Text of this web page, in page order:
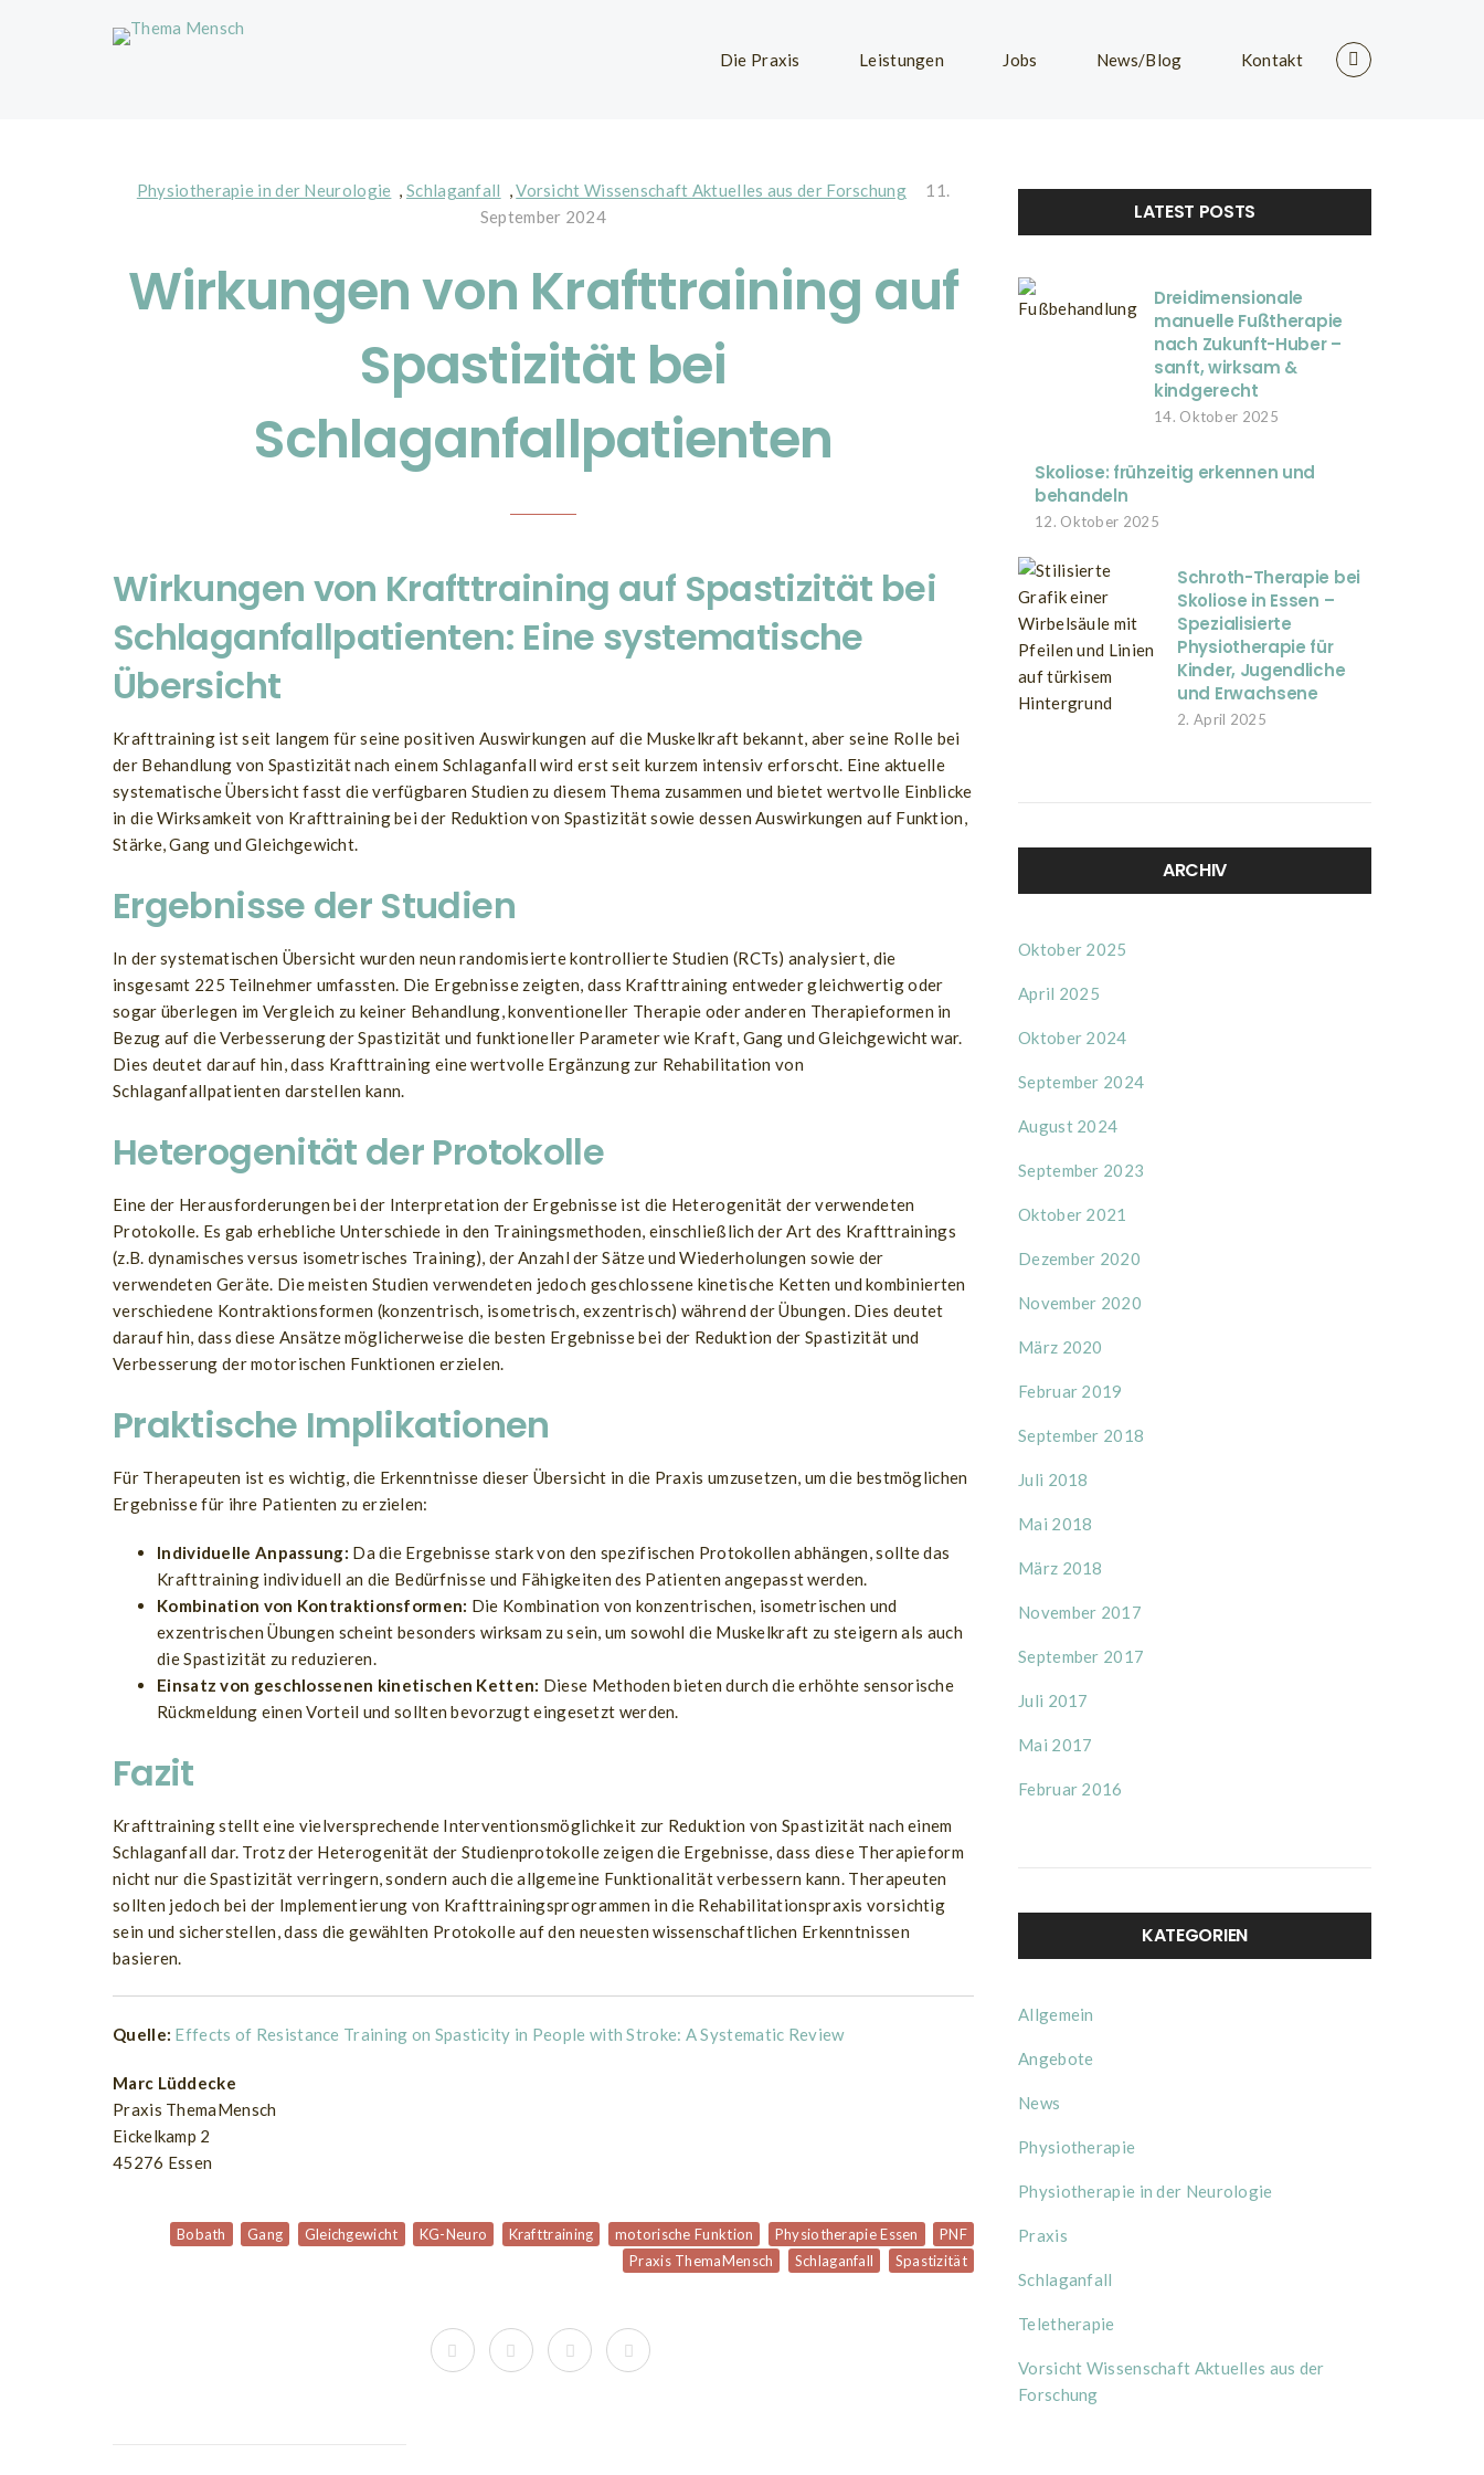
Die Praxis Leistungen Jobs News/Blog Kontakt
Physiotherapie in der Neurologie ,Schlaganfall ,Vorsicht Wissenschaft Aktuelles aus der Forschung
11.
September 2024
Wirkungen von Krafttraining auf
Spastizität bei
Schlaganfallpatienten
Wirkungen von Krafttraining auf Spastizität bei
Schlaganfallpatienten: Eine systematische
Übersicht
Krafttraining ist seit langem für seine positiven Auswirkungen auf die Muskelkraft bekannt, aber seine Rolle bei
der Behandlung von Spastizität nach einem Schlaganfall wird erst seit kurzem intensiv erforscht. Eine aktuelle
systematische Übersicht fasst die verfügbaren Studien zu diesem Thema zusammen und bietet wertvolle Einblicke
in die Wirksamkeit von Krafttraining bei der Reduktion von Spastizität sowie dessen Auswirkungen auf Funktion,
Stärke, Gang und Gleichgewicht.
Ergebnisse der Studien
In der systematischen Übersicht wurden neun randomisierte kontrollierte Studien (RCTs) analysiert, die
insgesamt 225 Teilnehmer umfassten. Die Ergebnisse zeigten, dass Krafttraining entweder gleichwertig oder
sogar überlegen im Vergleich zu keiner Behandlung, konventioneller Therapie oder anderen Therapieformen in
Bezug auf die Verbesserung der Spastizität und funktioneller Parameter wie Kraft, Gang und Gleichgewicht war.
Dies deutet darauf hin, dass Krafttraining eine wertvolle Ergänzung zur Rehabilitation von
Schlaganfallpatienten darstellen kann.
Heterogenität der Protokolle
Eine der Herausforderungen bei der Interpretation der Ergebnisse ist die Heterogenität der verwendeten
Protokolle. Es gab erhebliche Unterschiede in den Trainingsmethoden, einschließlich der Art des Krafttrainings
(z.B. dynamisches versus isometrisches Training), der Anzahl der Sätze und Wiederholungen sowie der
verwendeten Geräte. Die meisten Studien verwendeten jedoch geschlossene kinetische Ketten und kombinierten
verschiedene Kontraktionsformen (konzentrisch, isometrisch, exzentrisch) während der Übungen. Dies deutet
darauf hin, dass diese Ansätze möglicherweise die besten Ergebnisse bei der Reduktion der Spastizität und
Verbesserung der motorischen Funktionen erzielen.
Praktische Implikationen
Für Therapeuten ist es wichtig, die Erkenntnisse dieser Übersicht in die Praxis umzusetzen, um die bestmöglichen
Ergebnisse für ihre Patienten zu erzielen:
Individuelle Anpassung: Da die Ergebnisse stark von den spezifischen Protokollen abhängen, sollte das
Krafttraining individuell an die Bedürfnisse und Fähigkeiten des Patienten angepasst werden.
Kombination von Kontraktionsformen: Die Kombination von konzentrischen, isometrischen und
exzentrischen Übungen scheint besonders wirksam zu sein, um sowohl die Muskelkraft zu steigern als auch
die Spastizität zu reduzieren.
Einsatz von geschlossenen kinetischen Ketten: Diese Methoden bieten durch die erhöhte sensorische
Rückmeldung einen Vorteil und sollten bevorzugt eingesetzt werden.
Fazit
Krafttraining stellt eine vielversprechende Interventionsmöglichkeit zur Reduktion von Spastizität nach einem
Schlaganfall dar. Trotz der Heterogenität der Studienprotokolle zeigen die Ergebnisse, dass diese Therapieform
nicht nur die Spastizität verringern, sondern auch die allgemeine Funktionalität verbessern kann. Therapeuten
sollten jedoch bei der Implementierung von Krafttrainingsprogrammen in die Rehabilitationspraxis vorsichtig
sein und sicherstellen, dass die gewählten Protokolle auf den neuesten wissenschaftlichen Erkenntnissen
basieren.
Quelle: Effects of Resistance Training on Spasticity in People with Stroke: A Systematic Review
Marc Lüddecke
Praxis ThemaMensch
Eickelkamp 2
45276 Essen
Bobath Gang Gleichgewicht KG-Neuro Krafttraining motorische Funktion Physiotherapie Essen
PNF
Praxis ThemaMensch
Schlaganfall Spastizität
LATEST POSTS
Dreidimensionale
manuelle Fußtherapie
nach Zukunft-Huber –
sanft, wirksam &
kindgerecht
14. Oktober 2025
Skoliose: frühzeitig erkennen und
behandeln
12. Oktober 2025
Schroth-Therapie bei
Skoliose in Essen –
Spezialisierte
Physiotherapie für
Kinder, Jugendliche
und Erwachsene
2. April 2025
ARCHIV
Oktober 2025
April 2025
Oktober 2024
September 2024
August 2024
September 2023
Oktober 2021
Dezember 2020
November 2020
März 2020
Februar 2019
September 2018
Juli 2018
Mai 2018
März 2018
November 2017
September 2017
Juli 2017
Mai 2017
Februar 2016
KATEGORIEN
Allgemein
Angebote
News
Physiotherapie
Physiotherapie in der Neurologie
Praxis
Schlaganfall
Teletherapie
Vorsicht Wissenschaft Aktuelles aus der
Forschung